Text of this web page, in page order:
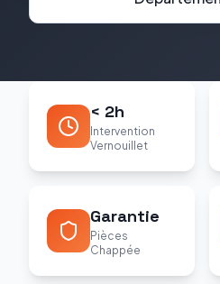
< 2h
Intervention
Vernouillet
Garantie
Pièces
Chappée